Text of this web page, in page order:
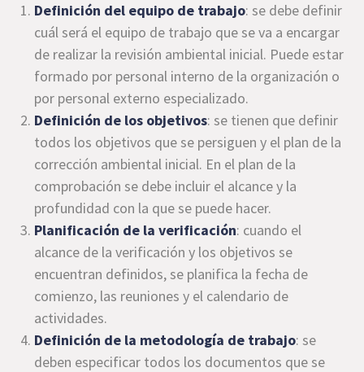
Definición del equipo de trabajo: se debe definir
cuál será el equipo de trabajo que se va a encargar
de realizar la revisión ambiental inicial. Puede estar
formado por personal interno de la organización o
por personal externo especializado.
Definición de los objetivos: se tienen que definir
todos los objetivos que se persiguen y el plan de la
corrección ambiental inicial. En el plan de la
comprobación se debe incluir el alcance y la
profundidad con la que se puede hacer.
Planificación de la verificación: cuando el
alcance de la verificación y los objetivos se
encuentran definidos, se planifica la fecha de
comienzo, las reuniones y el calendario de
actividades.
Definición de la metodología de trabajo: se
deben especificar todos los documentos que se